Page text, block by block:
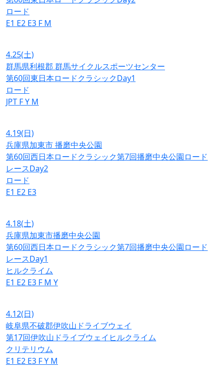
ロード
E1 E2 E3 F M
4.25(土)
群馬県利根郡 群馬サイクルスポーツセンター
第60回東日本ロードクラシックDay1
ロード
JPT FY M
4.19(日)
兵庫県加東市 播磨中央公園
第60回西日本ロードクラシック第7回播磨中央公園ロード
レースDay2
ロード
E1 E2 E3
4.18(土)
兵庫県加東市播磨中央公園
第60回西日本ロードクラシック第7回播磨中央公園ロード
レースDay1
ヒルクライム
E1 E2 E3 F M Y
4.12(日)
岐阜県不破郡伊吹山ドライブウェイ
第17回伊吹山ドライブウェイヒルクライム
クリテリウム
E1 E2 E3 FY M